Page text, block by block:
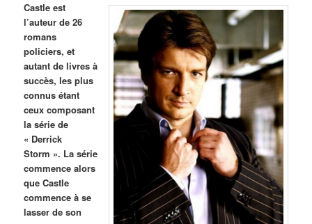
Castle est
l’auteur de 26
romans
policiers, et
autant de livres à
succès, les plus
connus étant
ceux composant
la série de
« Derrick
Storm ». La série
commence alors
que Castle
commence à se
lasser de son